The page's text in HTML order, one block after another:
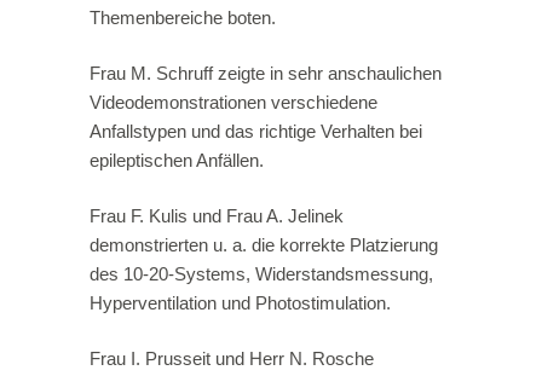
Themenbereiche boten.
Frau M. Schruff zeigte in sehr anschaulichen
Videodemonstrationen verschiedene
Anfallstypen und das richtige Verhalten bei
epileptischen Anfällen.
Frau F. Kulis und Frau A. Jelinek
demonstrierten u. a. die korrekte Platzierung
des 10-20-Systems, Widerstandsmessung,
Hyperventilation und Photostimulation.
Frau I. Prusseit und Herr N. Rosche